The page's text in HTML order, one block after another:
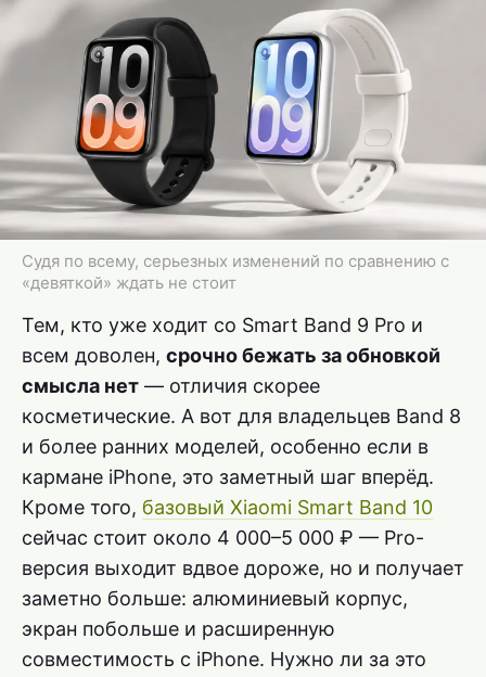
Судя по всему, серьезных изменений по сравнению с
«девяткой» ждать не стоит
Тем, кто уже ходит со Smart Band 9 Pro и
всем доволен, срочно бежать за обновкой
смысла нет — отличия скорее
косметические. А вот для владельцев Band 8
и более ранних моделей, особенно если в
кармане iPhone, это заметный шаг вперёд.
Кроме того, базовый Xiaomi Smart Band 10
сейчас стоит около 4 000–5 000 ₽ — Pro-
версия выходит вдвое дороже, но и получает
заметно больше: алюминиевый корпус,
экран побольше и расширенную
совместимость с iPhone. Нужно ли за это